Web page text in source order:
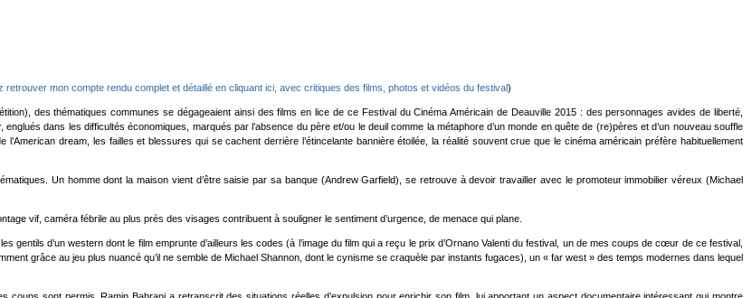
mon compte rendu complet et détaillé en cliquant ici, avec critiques des films, photos et vidéos du festival)
des thématiques communes se dégageaient ainsi des films en lice de ce Festival du Cinéma Américain de Deauville 2015 : des personnages avides de liberté,
dans les difficultés économiques, marqués par l’absence du père et/ou le deuil comme la métaphore d’un monde en quête de (re)pères et d’un nouveau souffle
dream, les failles et blessures qui se cachent derrière l’étincelante bannière étoilée, la réalité souvent crue que le cinéma américain préfère habituellement
Un homme dont la maison vient d’être saisie par sa banque (Andrew Garfield), se retrouve à devoir travailler avec le promoteur immobilier véreux (Michael
vif, caméra fébrile au plus près des visages contribuent à souligner le sentiment d’urgence, de menace qui plane.
d’un western dont le film emprunte d’ailleurs les codes (à l’image du film qui a reçu le prix d’Ornano Valenti du festival, un de mes coups de cœur de ce festival,
grâce au jeu plus nuancé qu’il ne semble de Michael Shannon, dont le cynisme se craquèle par instants fugaces), un « far west » des temps modernes dans lequel